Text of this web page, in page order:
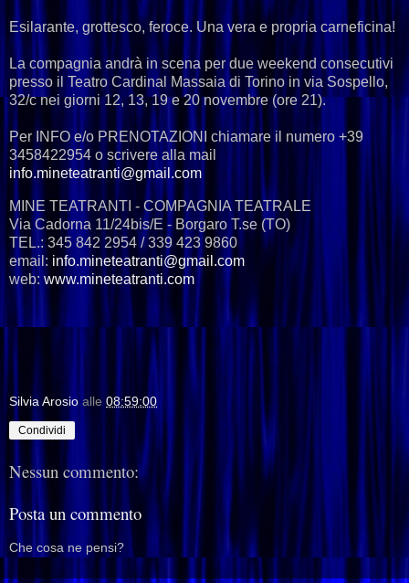
Esilarante, grottesco, feroce. Una vera e propria carneficina!
La compagnia andrà in scena per due weekend consecutivi
presso il Teatro Cardinal Massaia di Torino in via Sospello,
32/c nei giorni 12, 13, 19 e 20 novembre (ore 21).
Per INFO e/o PRENOTAZIONI chiamare il numero +39
3458422954 o scrivere alla mail
info.mineteatranti@gmail.com
MINE TEATRANTI - COMPAGNIA TEATRALE
Via Cadorna 11/24bis/E - Borgaro T.se (TO)
TEL.: 345 842 2954 / 339 423 9860
email: info.mineteatranti@gmail.com
web: www.mineteatranti.com
Silvia Arosio alle 08:59:00
Condividi
Nessun commento:
Posta un commento
Che cosa ne pensi?